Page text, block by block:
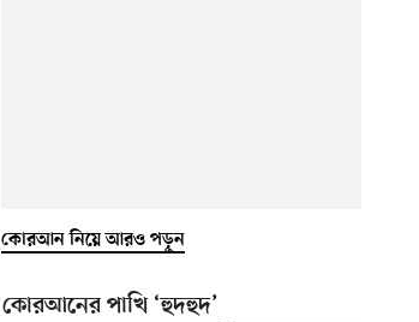
কোরআন নিয়ে আরও পড়ুন
কোরআনের পাখি ‘হুদহুদ’